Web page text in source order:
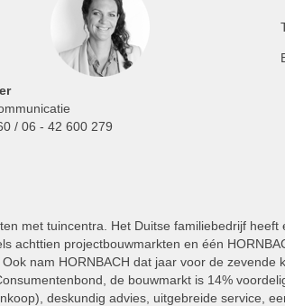
/ 06 - 42 600 279
met tuincentra. Het Duitse familiebedrijf
achttien projectbouwmarkten en één
nam HORNBACH dat jaar voor de zevende
de bouwmarkt is 14%
deskundig advies, uitgebreide service,